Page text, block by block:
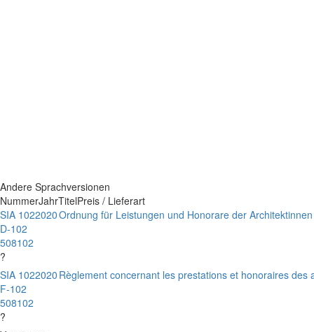
Andere Sprachversionen
NummerJahrTitelPreis / Lieferart
SIA 102
D-102
508102
?
2020Ordnung für Leistungen und Honorare der
SIA 102
F-102
508102
?
2020 Règlement concernant les prestations et honoraires des